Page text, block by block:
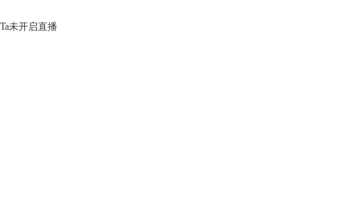
Ta未开启直播